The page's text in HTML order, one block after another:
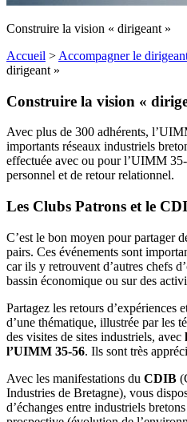
Construire la vision « dirigeant »
Accueil > Accompagner le
dirigeant »
Construire la vision «
Avec plus de 300 adhérents,
importants réseaux industriels
effectuée avec ou pour l’UIMM
personnel et de retour relationnel.
Les Clubs Patrons et le
C’est le bon moyen pour partager
pairs. Ces événements sont
car ils y retrouvent d’autres chefs
bassin économique ou sur des
Partagez les retours d’expériences
d’une thématique, illustrée par les
des visites de sites industriels, avec
l’UIMM 35-56. Ils sont très
Avec les manifestations du CDIB
Industries de Bretagne), vous
d’échanges entre industriels